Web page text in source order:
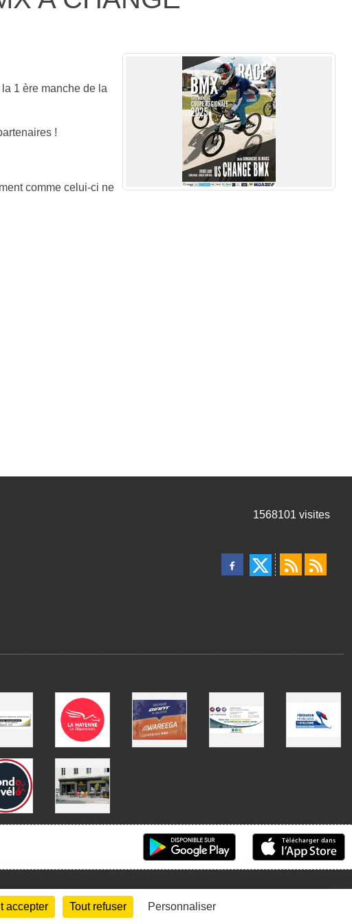
1 ère manche de la
!
comme celui-ci ne
1568101 visites
accepter Tout refuser Personnaliser